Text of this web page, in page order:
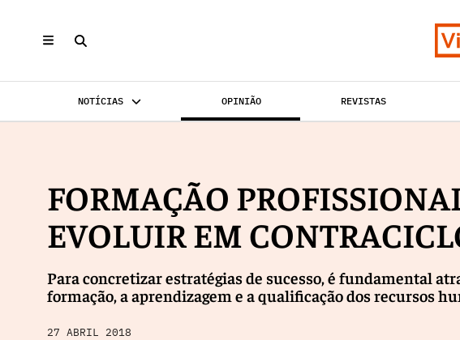
NOTÍCIAS OPINIÃO REVISTAS
FORMAÇÃO
EVOLUIR EM
Para concretizar estratégias de sucesso, é fundamental
formação, a aprendizagem e a qualificação dos recursos
27 ABRIL 2018